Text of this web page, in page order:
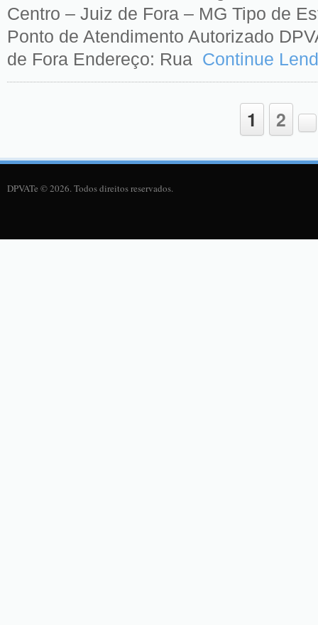
Centro – Juiz de Fora – MG Tipo de
Ponto de Atendimento Autorizado
de Fora Endereço: Rua Continue
1 2
DPVATe © 2026. Todos direitos reservados.